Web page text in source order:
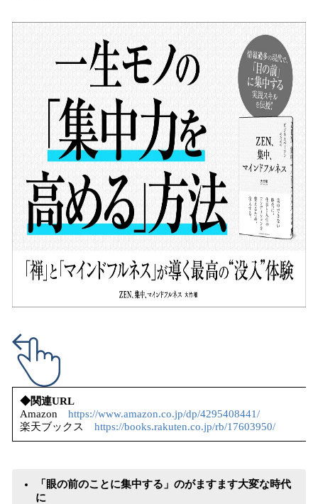
す
◆関連URL
Amazon https://www.amazon.co.jp/dp/4295408441/
楽天ブックス https://books.rakuten.co.jp/rb/17603950/
「眼の前のことに集中する」のがますます大変な時代
に